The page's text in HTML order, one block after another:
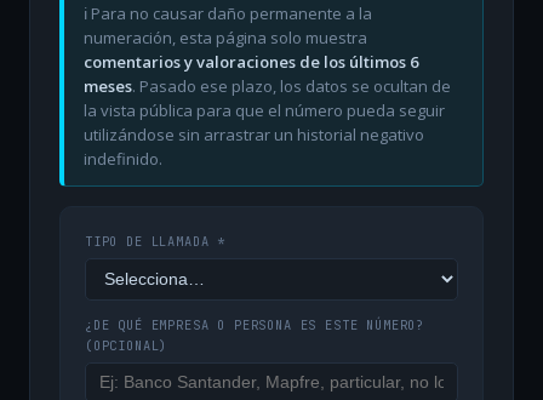
ℹ️ Para no causar daño permanente a la
numeración, esta página solo muestra
comentarios y valoraciones de los últimos 6
meses. Pasado ese plazo, los datos se ocultan de
la vista pública para que el número pueda seguir
utilizándose sin arrastrar un historial negativo
indefinido.
TIPO DE LLAMADA *
¿DE QUÉ EMPRESA O PERSONA ES ESTE NÚMERO?
(OPCIONAL)